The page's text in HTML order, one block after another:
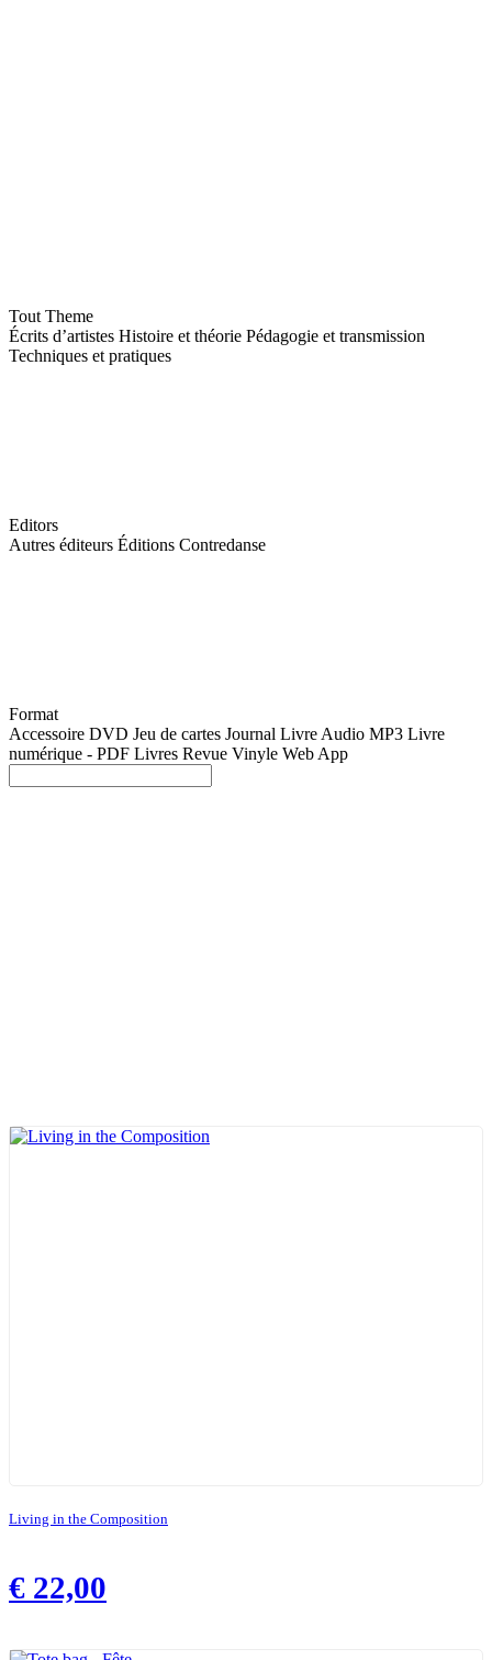
Tout Theme
Écrits d’artistes Histoire et théorie Pédagogie et transmission
Techniques et pratiques
Editors
Autres éditeurs Éditions Contredanse
Format
Accessoire DVD Jeu de cartes Journal Livre Audio MP3 Livre
numérique - PDF Livres Revue Vinyle Web App
Living in the Composition
€ 22,00